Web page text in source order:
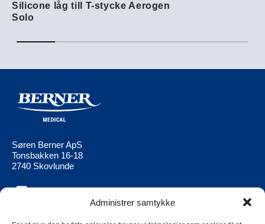
Administrer samtykke
Silicone låg till T-stycke Aerogen
Solo
Søren Berner ApS
Tonsbakken 16-18
2740 Skovlunde
Berner Ltd